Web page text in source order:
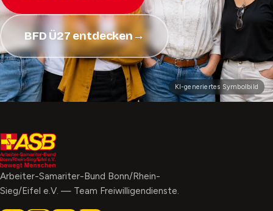
BFD Ü27 entdecken→
KI-generiertes Symbolbild
Arbeiter-Samariter-Bund Bonn/Rhein-
Sieg/Eifel e.V. — Team Freiwilligendienste.